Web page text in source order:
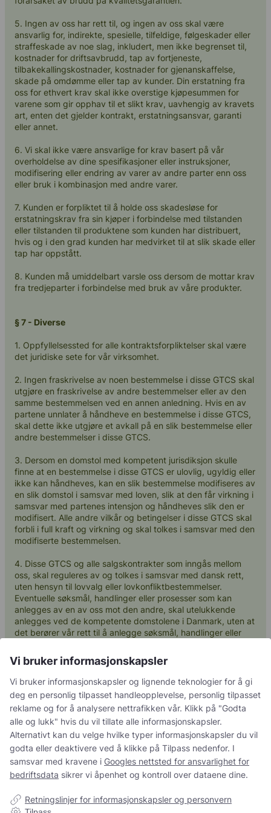
5. Ingen av oss har rett til, og ingen av oss skal være
ansvarlig for, indirekte, spesielle, tilfeldige, følgeskader eller
straffeskade av noe slag, inkludert, men ikke begrenset til,
kostnader for driftsavbrudd, tap av fortjeneste,
tilbakekallingskostnader, kostnader for gjenanskaffelse,
skade på omdømme eller tap av kunder. Din erstatning fra
oss for ethvert krav skal ikke overstige kjøpesummen for
varene som gir opphav til et slikt krav, uavhengig av kravets
art, enten det gjelder kontrakt, erstatningsansvar, garanti
eller annet.
6. Vi skal ikke være ansvarlige for krav basert på vår
overholdelse av dine spesifikasjoner eller instruksjoner,
modifisering eller endring av varer av andre parter enn oss
eller bruk i kombinasjon med andre varer.
7. Kunden er forpliktet til å holde oss skadesløse for
erstatningskrav fra sin kjøper i forbindelse med tilstanden
eller tilstanden til produktene som kunden har distribuert,
hvis og i den grad kunden har medvirket til at slik skade eller
tap har oppstått.
8. Kunden må umiddelbart varsle oss dersom de mottar krav
fra tredjeparter i forbindelse med bruk av våre produkter.
§ 7 - Diverse
1. Oppfyllelsessted for alle kontraktsforpliktelser skal være
det juridiske sete for vår virksomhet.
2. Ingen fraskrivelse av noen bestemmelse i disse GTCS skal
utgjøre en fraskrivelse av andre bestemmelser eller av den
samme bestemmelsen ved en annen anledning. Hvis en av
partene unnlater å håndheve en bestemmelse i disse GTCS,
skal dette ikke utgjøre et avkall på en slik bestemmelse eller
andre bestemmelser i disse GTCS.
3. Dersom en domstol med kompetent jurisdiksjon skulle
finne at en bestemmelse i disse GTCS er ulovlig, ugyldig eller
ikke kan håndheves, kan en slik bestemmelse modifiseres av
en slik domstol i samsvar med loven, slik at den får virkning i
samsvar med partenes intensjon og håndheves slik den er
modifisert. Alle andre vilkår og betingelser i disse GTCS skal
forbli i full kraft og virkning og skal tolkes i samsvar med den
modifiserte bestemmelsen.
4. Disse GTCS og alle salgskontrakter som inngås mellom
oss, skal reguleres av og tolkes i samsvar med dansk rett,
uten hensyn til lovvalg eller lovkonfliktbestemmelser.
Eventuelle søksmål, handlinger eller prosesser som kan
anlegges av en av oss mot den andre, skal utelukkende
anlegges ved de kompetente domstolene i Danmark, uten at
det berører vår rett til å anlegge søksmål, handlinger eller
hvis denne bestemmelsen ikke hadde vært innlemmet i disse
GTCS.
§ 8 Force Majeure
1. Hvis vi er forhindret fra å levere på grunn av force
majeure, f.eks. på grunn av krig, skal leveringsfristen
automatisk forlenges med den perioden force majeure har
innvirkning på oppfyllelsen, samt en rimelig tilleggsfrist.
Force majeure omfatter alle uforutsigbare omstendigheter
som vi ikke er ansvarlige for, og som fører til at levering
enten blir midlertidig umulig eller urimelig vanskelig å
gjennomføre. Eksempler på dette er forsinkelse hos våre
Vi bruker informasjonskapsler
Vi bruker informasjonskapsler og lignende teknologier for å gi
deg en personlig tilpasset handleopplevelse, personlig tilpasset
reklame og for å analysere nettrafikken vår. Klikk på "Godta
alle og lukk" hvis du vil tillate alle informasjonskapsler.
Alternativt kan du velge hvilke typer informasjonskapsler du vil
godta eller deaktivere ved å klikke på Tilpass nedenfor. I
samsvar med kravene i Googles nettsted for ansvarlighet for
bedriftsdata sikrer vi åpenhet og kontroll over dataene dine.
Retningslinjer for informasjonskapsler og personvern